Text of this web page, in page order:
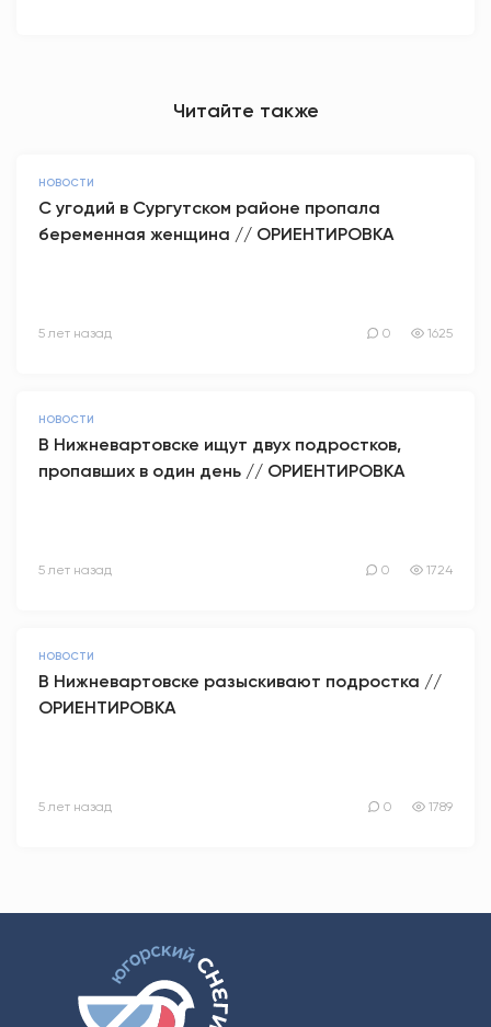
Читайте также
НОВОСТИ
С угодий в Сургутском районе пропала
беременная женщина // ОРИЕНТИРОВКА
5 лет назад 0 1625
НОВОСТИ
В Нижневартовске ищут двух подростков,
пропавших в один день // ОРИЕНТИРОВКА
5 лет назад 0 1724
НОВОСТИ
В Нижневартовске разыскивают подростка //
ОРИЕНТИРОВКА
5 лет назад 0 1789